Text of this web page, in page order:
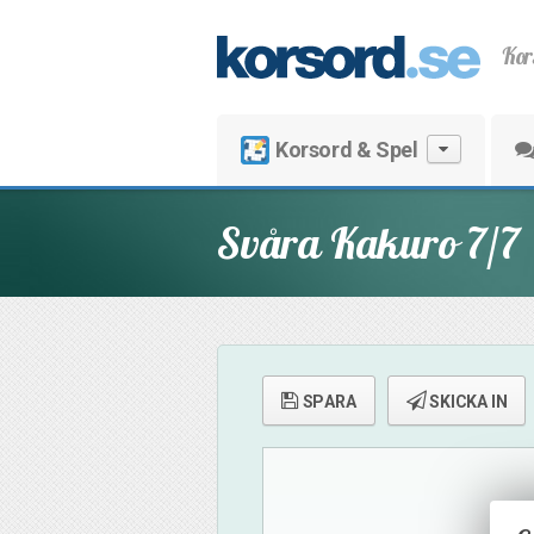
Korsord & Spel
Svåra Kakuro 7/7
SPARA SKICKA IN